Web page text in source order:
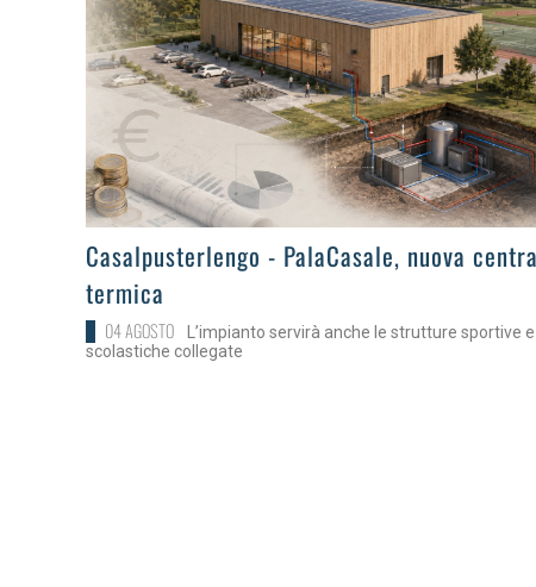
>
Casalpusterlengo - PalaCasale, nuova
termica
04 AGOSTO
L’impianto servirà anche le strutture sportive e
scolastiche collegate